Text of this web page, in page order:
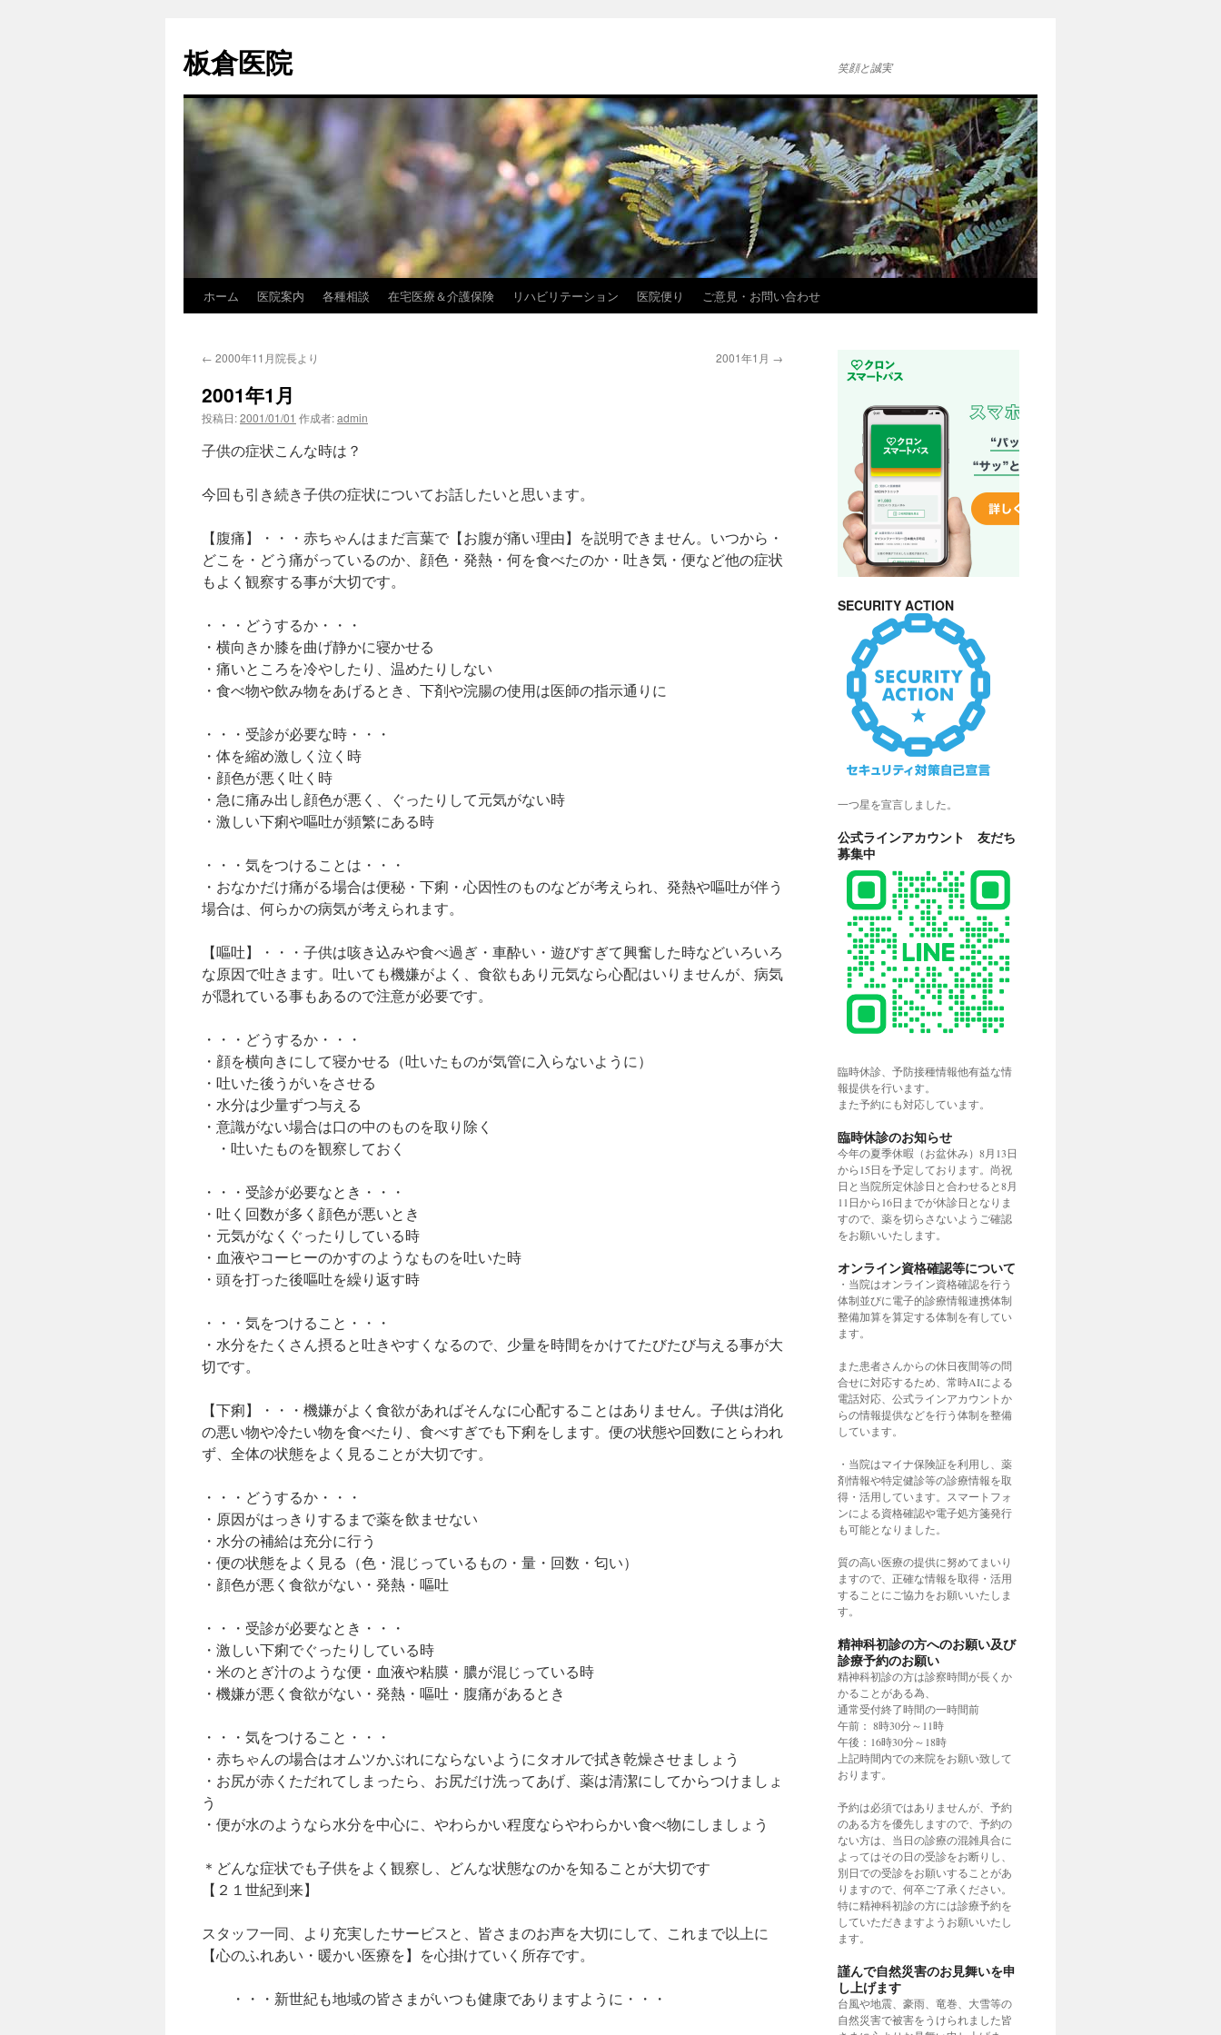
テ
ン
ス
キ
板倉医院 笑顔と誠実
ホーム 医院案内 各種相談 在宅医療＆介護保険 リハビリテーション 医院便り ご意見・お問い合わせ
← 2000年11月院長より 2001年1月 →
2001年1月
投稿日:2001/01/01 作成者:admin
子供の症状こんな時は？
今回も引き続き子供の症状についてお話したいと思います。
【腹痛】・・・赤ちゃんはまだ言葉で【お腹が痛い理由】を説明できません。いつから・
どこを・どう痛がっているのか、顔色・発熱・何を食べたのか・吐き気・便など他の症状
もよく観察する事が大切です。
・・・どうするか・・・
・横向きか膝を曲げ静かに寝かせる
・痛いところを冷やしたり、温めたりしない
・食べ物や飲み物をあげるとき、下剤や浣腸の使用は医師の指示通りに
・・・受診が必要な時・・・
・体を縮め激しく泣く時
・顔色が悪く吐く時
・急に痛み出し顔色が悪く、ぐったりして元気がない時
・激しい下痢や嘔吐が頻繁にある時
・・・気をつけることは・・・
・おなかだけ痛がる場合は便秘・下痢・心因性のものなどが考えられ、発熱や嘔吐が伴う
場合は、何らかの病気が考えられます。
【嘔吐】・・・子供は咳き込みや食べ過ぎ・車酔い・遊びすぎて興奮した時などいろいろ
な原因で吐きます。吐いても機嫌がよく、食欲もあり元気なら心配はいりませんが、病気
が隠れている事もあるので注意が必要です。
・・・どうするか・・・
・顔を横向きにして寝かせる（吐いたものが気管に入らないように）
・吐いた後うがいをさせる
・水分は少量ずつ与える
・意識がない場合は口の中のものを取り除く
・吐いたものを観察しておく
・・・受診が必要なとき・・・
・吐く回数が多く顔色が悪いとき
・元気がなくぐったりしている時
・血液やコーヒーのかすのようなものを吐いた時
・頭を打った後嘔吐を繰り返す時
・・・気をつけること・・・
・水分をたくさん摂ると吐きやすくなるので、少量を時間をかけてたびたび与える事が大
切です。
【下痢】・・・機嫌がよく食欲があればそんなに心配することはありません。子供は消化
の悪い物や冷たい物を食べたり、食べすぎでも下痢をします。便の状態や回数にとらわれ
ず、全体の状態をよく見ることが大切です。
・・・どうするか・・・
・原因がはっきりするまで薬を飲ませない
・水分の補給は充分に行う
・便の状態をよく見る（色・混じっているもの・量・回数・匂い）
・顔色が悪く食欲がない・発熱・嘔吐
・・・受診が必要なとき・・・
・激しい下痢でぐったりしている時
・米のとぎ汁のような便・血液や粘膜・膿が混じっている時
・機嫌が悪く食欲がない・発熱・嘔吐・腹痛があるとき
・・・気をつけること・・・
・赤ちゃんの場合はオムツかぶれにならないようにタオルで拭き乾燥させましょう
・お尻が赤くただれてしまったら、お尻だけ洗ってあげ、薬は清潔にしてからつけましょ
う
・便が水のようなら水分を中心に、やわらかい程度ならやわらかい食べ物にしましょう
＊どんな症状でも子供をよく観察し、どんな状態なのかを知ることが大切です
【２１世紀到来】
スタッフ一同、より充実したサービスと、皆さまのお声を大切にして、これまで以上に
【心のふれあい・暖かい医療を】を心掛けていく所存です。
・・・新世紀も地域の皆さまがいつも健康でありますように・・・
SECURITY ACTION
一つ星を宣言しました。
公式ラインアカウント 友だち
募集中
臨時休診、予防接種情報他有益な情
報提供を行います。
また予約にも対応しています。
臨時休診のお知らせ
今年の夏季休暇（お盆休み）8月13日
から15日を予定しております。尚祝
日と当院所定休診日と合わせると8月
11日から16日までが休診日となりま
すので、薬を切らさないようご確認
をお願いいたします。
オンライン資格確認等について
・当院はオンライン資格確認を行う
体制並びに電子的診療情報連携体制
整備加算を算定する体制を有してい
ます。
また患者さんからの休日夜間等の問
合せに対応するため、常時AIによる
電話対応、公式ラインアカウントか
らの情報提供などを行う体制を整備
しています。
・当院はマイナ保険証を利用し、薬
剤情報や特定健診等の診療情報を取
得・活用しています。スマートフォ
ンによる資格確認や電子処方箋発行
も可能となりました。
質の高い医療の提供に努めてまいり
ますので、正確な情報を取得・活用
することにご協力をお願いいたしま
す。
精神科初診の方へのお願い及び
診療予約のお願い
精神科初診の方は診察時間が長くか
かることがある為、
通常受付終了時間の一時間前
午前： 8時30分～11時
午後：16時30分～18時
上記時間内での来院をお願い致して
おります。
予約は必須ではありませんが、予約
のある方を優先しますので、予約の
ない方は、当日の診療の混雑具合に
よってはその日の受診をお断りし、
別日での受診をお願いすることがあ
りますので、何卒ご了承ください。
特に精神科初診の方には診療予約を
していただきますようお願いいたし
ます。
謹んで自然災害のお見舞いを申
し上げます
台風や地震、豪雨、竜巻、大雪等の
自然災害で被害をうけられました皆